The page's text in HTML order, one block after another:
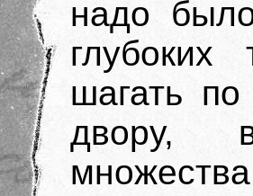
надо
шагать
двору,